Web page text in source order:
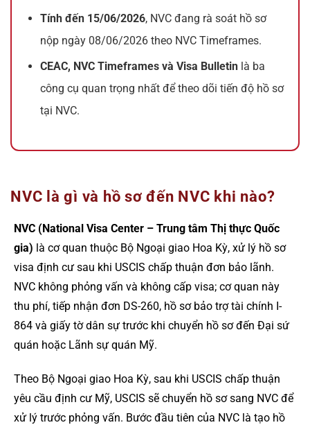
Tính đến 15/06/2026, NVC đang rà soát hồ sơ
nộp ngày 08/06/2026 theo NVC Timeframes.
CEAC, NVC Timeframes và Visa Bulletin là ba
công cụ quan trọng nhất để theo dõi tiến độ hồ sơ
tại NVC.
NVC là gì và hồ sơ đến NVC khi nào?
NVC (National Visa Center – Trung tâm Thị thực Quốc
gia) là cơ quan thuộc Bộ Ngoại giao Hoa Kỳ, xử lý hồ sơ
visa định cư sau khi USCIS chấp thuận đơn bảo lãnh.
NVC không phỏng vấn và không cấp visa; cơ quan này
thu phí, tiếp nhận đơn DS-260, hồ sơ bảo trợ tài chính I-
864 và giấy tờ dân sự trước khi chuyển hồ sơ đến Đại sứ
quán hoặc Lãnh sự quán Mỹ.
Theo Bộ Ngoại giao Hoa Kỳ, sau khi USCIS chấp thuận
yêu cầu định cư Mỹ, USCIS sẽ chuyển hồ sơ sang NVC để
xử lý trước phỏng vấn. Bước đầu tiên của NVC là tạo hồ